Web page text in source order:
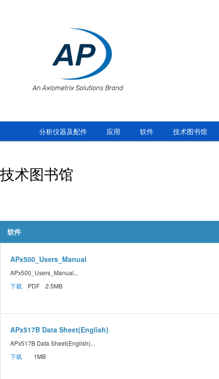
分析仪器及配件 应用 软件 技术图书馆
技术图书馆
软件
APx500_Users_Manual
APx500_Users_Manual...
下载 PDF 2.5MB
APx517B Data Sheet(English)
APx517B Data Sheet(English)...
下载 1MB